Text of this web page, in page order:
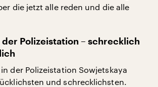
die jetzt alle reden und die alle
der Polizeistation – schrecklich
der Polizeistation Sowjetskaya
und schrecklichsten.